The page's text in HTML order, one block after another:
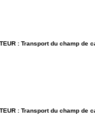
: Transport du champ
: Transport du champ